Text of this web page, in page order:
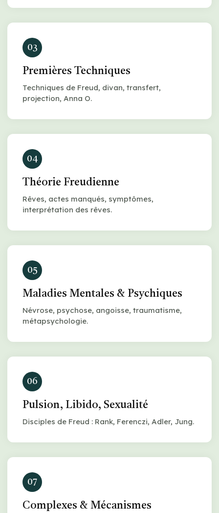
03
Premières Techniques
Techniques de Freud, divan, transfert,
projection, Anna O.
04
Théorie Freudienne
Rêves, actes manqués, symptômes,
interprétation des rêves.
05
Maladies Mentales & Psychiques
Névrose, psychose, angoisse, traumatisme,
métapsychologie.
06
Pulsion, Libido, Sexualité
Disciples de Freud : Rank, Ferenczi, Adler, Jung.
07
Complexes & Mécanismes